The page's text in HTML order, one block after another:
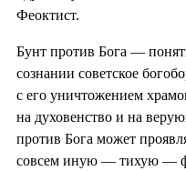
Феоктист.
Бунт против Бога —
сознании советское
с его уничтожением
на духовенство и на
против Бога может
совсем иную — тихую —